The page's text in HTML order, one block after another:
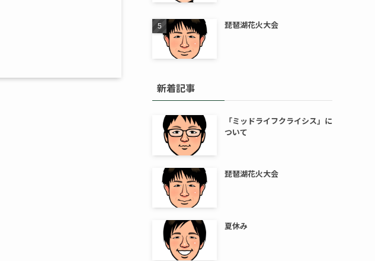
琵琶湖花火大会
新着記事
「ミッドライフクライシス」に
ついて
琵琶湖花火大会
夏休み